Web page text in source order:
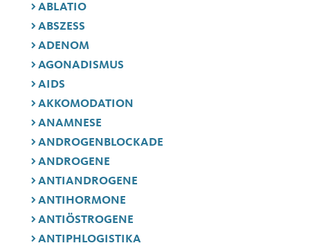
ABLATIO
ABSZESS
ADENOM
AGONADISMUS
AIDS
AKKOMODATION
ANAMNESE
ANDROGENBLOCKADE
ANDROGENE
ANTIANDROGENE
ANTIHORMONE
ANTIÖSTROGENE
ANTIPHLOGISTIKA